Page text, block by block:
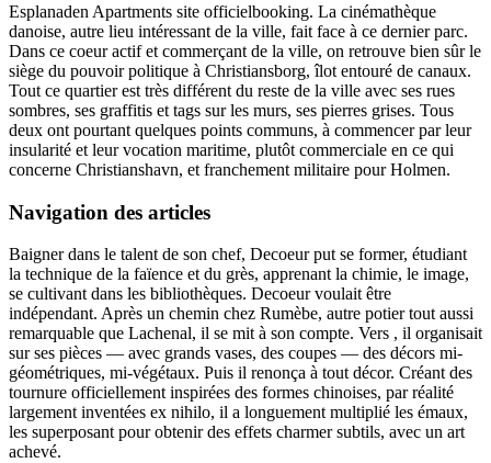
Esplanaden Apartments site officielbooking. La cinémathèque
danoise, autre lieu intéressant de la ville, fait face à ce dernier parc.
Dans ce coeur actif et commerçant de la ville, on retrouve bien sûr le
siège du pouvoir politique à Christiansborg, îlot entouré de canaux.
Tout ce quartier est très différent du reste de la ville avec ses rues
sombres, ses graffitis et tags sur les murs, ses pierres grises. Tous
deux ont pourtant quelques points communs, à commencer par leur
insularité et leur vocation maritime, plutôt commerciale en ce qui
concerne Christianshavn, et franchement militaire pour Holmen.
Navigation des articles
Baigner dans le talent de son chef, Decoeur put se former, étudiant
la technique de la faïence et du grès, apprenant la chimie, le image,
se cultivant dans les bibliothèques. Decoeur voulait être
indépendant. Après un chemin chez Rumèbe, autre potier tout aussi
remarquable que Lachenal, il se mit à son compte. Vers , il organisait
sur ses pièces — avec grands vases, des coupes — des décors mi-
géométriques, mi-végétaux. Puis il renonça à tout décor. Créant des
tournure officiellement inspirées des formes chinoises, par réalité
largement inventées ex nihilo, il a longuement multiplié les émaux,
les superposant pour obtenir des effets charmer subtils, avec un art
achevé.